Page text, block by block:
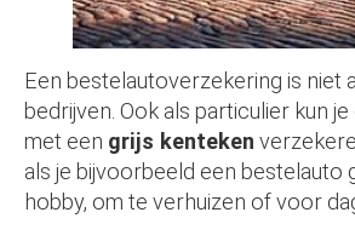
Een bestelautoverzekering is niet
bedrijven. Ook als particulier kun
met een grijs kenteken
als je bijvoorbeeld een bestelauto
hobby, om te verhuizen of voor